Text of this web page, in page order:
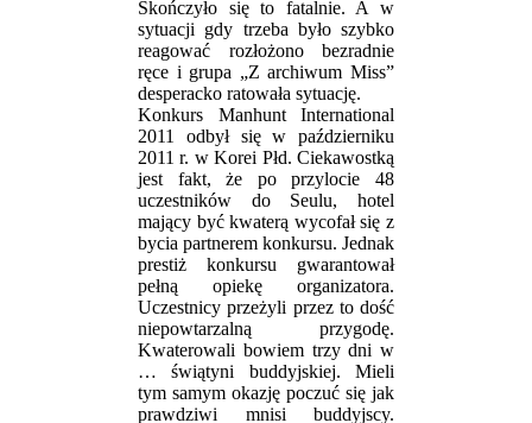
Skończyło się to fatalnie. A w
sytuacji gdy trzeba było szybko
reagować rozłożono bezradnie
ręce i grupa „Z archiwum Miss”
desperacko ratowała sytuację.
Konkurs Manhunt International
2011 odbył się w październiku
2011 r. w Korei Płd. Ciekawostką
jest fakt, że po przylocie 48
uczestników do Seulu, hotel
mający być kwaterą wycofał się z
bycia partnerem konkursu. Jednak
prestiż konkursu gwarantował
pełną opiekę organizatora.
Uczestnicy przeżyli przez to dość
niepowtarzalną przygodę.
Kwaterowali bowiem trzy dni w
… świątyni buddyjskiej. Mieli
tym samym okazję poczuć się jak
prawdziwi mnisi buddyjscy.